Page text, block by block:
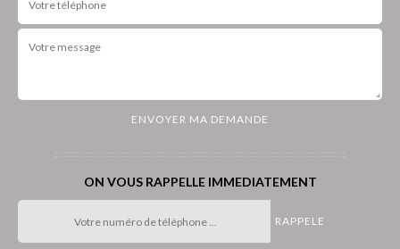
ON VOUS RAPPELLE IMMEDIATEMENT